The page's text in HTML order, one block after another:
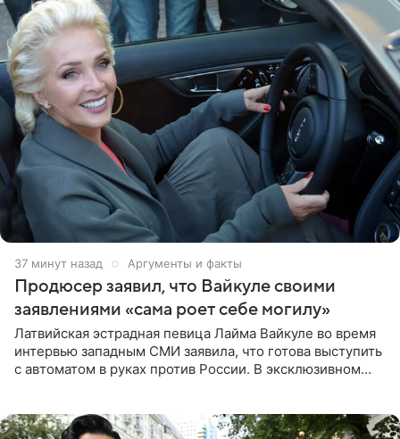
37 минут назад Аргументы и факты
Продюсер заявил, что Вайкуле своими
заявлениями «сама роет себе могилу»
Латвийская эстрадная певица Лайма Вайкуле во время
интервью западным СМИ заявила, что готова выступить
с автоматом в руках против России. В эксклюзивном